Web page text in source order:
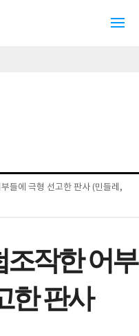
들에 극형 선고한 판사 (민들레,
조작한 어부
한 판사